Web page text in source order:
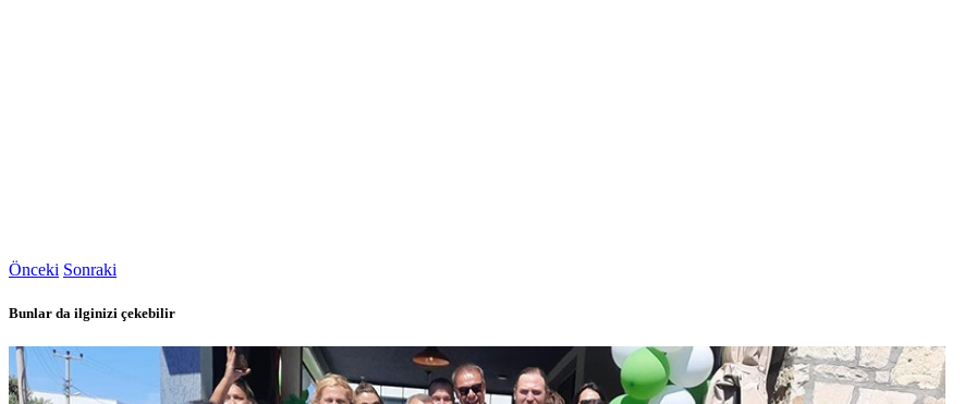
Önceki Sonraki
Bunlar da ilginizi çekebilir